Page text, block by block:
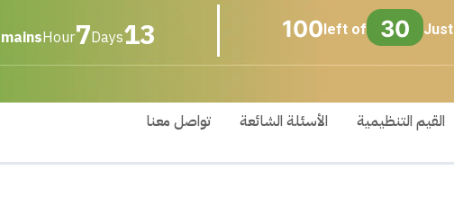
Just
30
left of
100
13
Days
7
Hour
القيم التنظيمية الأسئلة الشائعة تواصل معنا